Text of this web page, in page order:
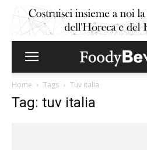
Home Tags Tuv italia
Tag: tuv italia